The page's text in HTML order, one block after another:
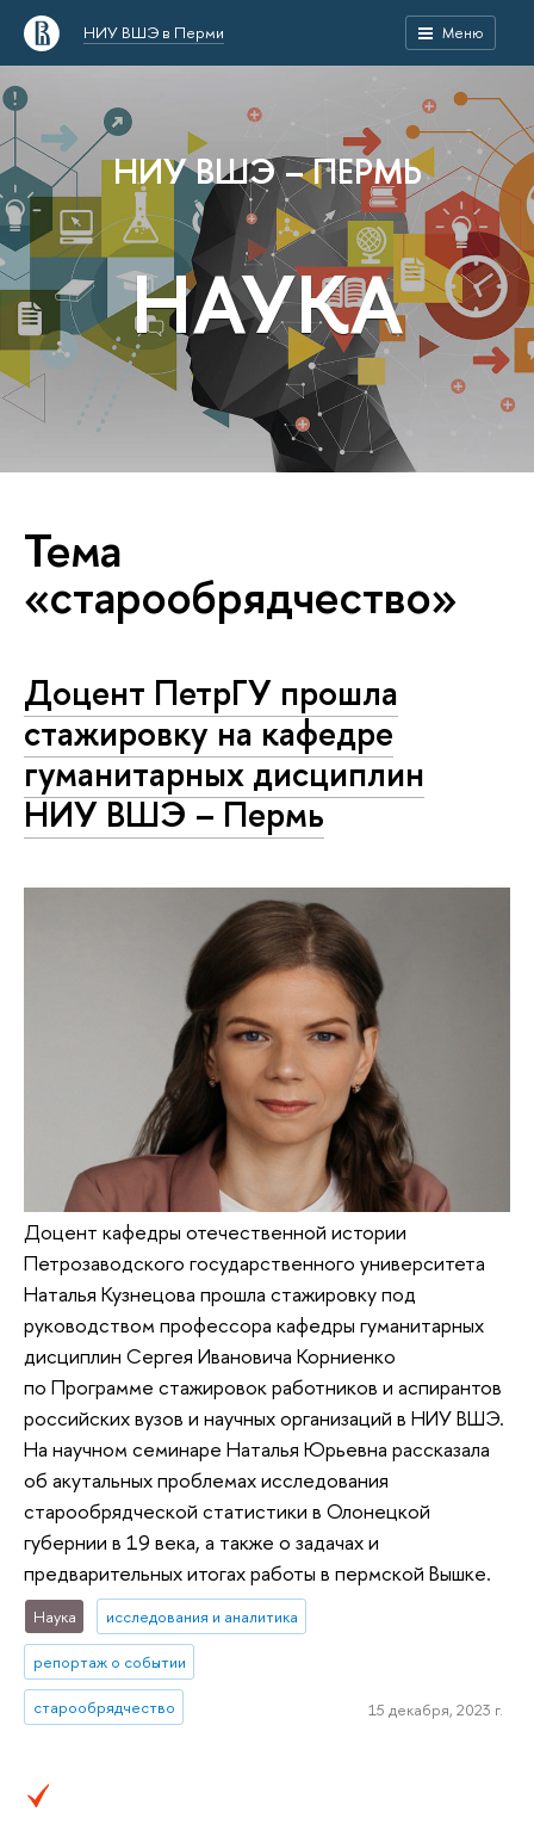
НИУ ВШЭ в Перми Меню
НИУ ВШЭ – ПЕРМЬ
НАУКА
Тема
«старообрядчество»
Доцент ПетрГУ прошла
стажировку на кафедре
гуманитарных дисциплин
НИУ ВШЭ – Пермь
Доцент кафедры отечественной истории
Петрозаводского государственного университета
Наталья Кузнецова прошла стажировку под
руководством профессора кафедры гуманитарных
дисциплин Сергея Ивановича Корниенко
по Программе стажировок работников и аспирантов
российских вузов и научных организаций в НИУ ВШЭ.
На научном семинаре Наталья Юрьевна рассказала
об акутальных проблемах исследования
старообрядческой статистики в Олонецкой
губернии в 19 века, а также о задачах и
предварительных итогах работы в пермской Вышке.
Наука исследования и аналитика
репортаж о событии
старообрядчество 15 декабря, 2023 г.